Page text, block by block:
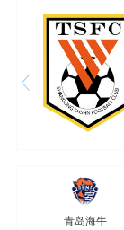
青岛海牛